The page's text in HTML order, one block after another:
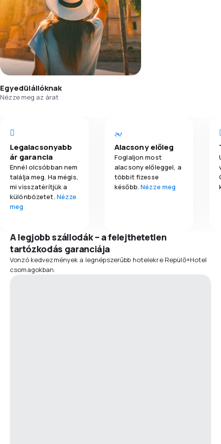
Egyedülállóknak
Nézze meg az árat
Legalacsonyabb
ár garancia
Ennél olcsóbban nem
találja meg. Ha mégis,
mi visszatérítjük a
különbözetet. Nézze
meg
Alacsony előleg
Foglaljon most
alacsony előleggel, a
többit fizesse
később.Nézze meg
A legjobb szállodák – a felejthetetlen
tartózkodás garanciája
Vonzó kedvezmények a legnépszerűbb hotelekre Repülő+Hotel
csomagokban.